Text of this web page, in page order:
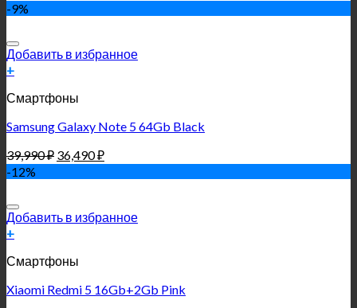
-9%
Добавить в избранное
+
Смартфоны
Samsung Galaxy Note 5 64Gb Black
39,990₽ 36,490₽
-12%
Добавить в избранное
+
Смартфоны
Xiaomi Redmi 5 16Gb+2Gb Pink